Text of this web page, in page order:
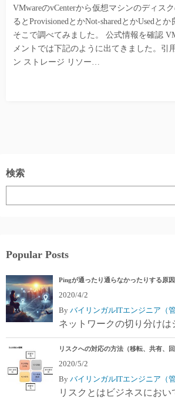
VMwareのvCenterから仮想マシンのディス
るとProvisionedとかNot-sharedとかUsedとか
そこで調べてみました。 公式情報を確認
メントでは下記のように出てきました。引
ン ストレージ リソー…
検索
Popular Posts
Pingが通ったり通らなかったりする原因
2020/4/2
By バイリンガルITエンジニア（管
ネットワークの切り分けは
リスクへの対応の方法（移転、共有、
2020/5/2
By バイリンガルITエンジニア（管
リスクとはビジネスにおい